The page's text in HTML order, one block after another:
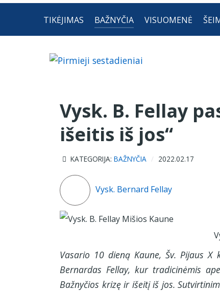
TIKĖJIMAS BAŽNYČIA VISUOMENĖ
Vysk. B. Fellay
išeitis iš jos“
KATEGORIJA: BAŽNYČIA 2022.02.17
Vysk. Bernard Fellay
Vasario 10 dieną Kaune, Šv. Pijaus
Bernardas Fellay, kur tradicinėmis
Bažnyčios krizę ir išeitį iš jos.